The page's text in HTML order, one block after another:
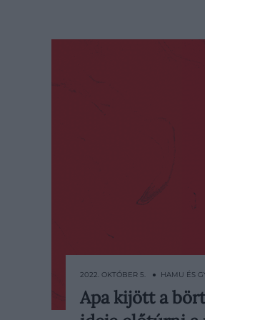
Manapság minden egyes héten
2022. OKTÓBER 5. ● HAMU ÉS GYÉMÁNT
Apa kijött a börtönből,